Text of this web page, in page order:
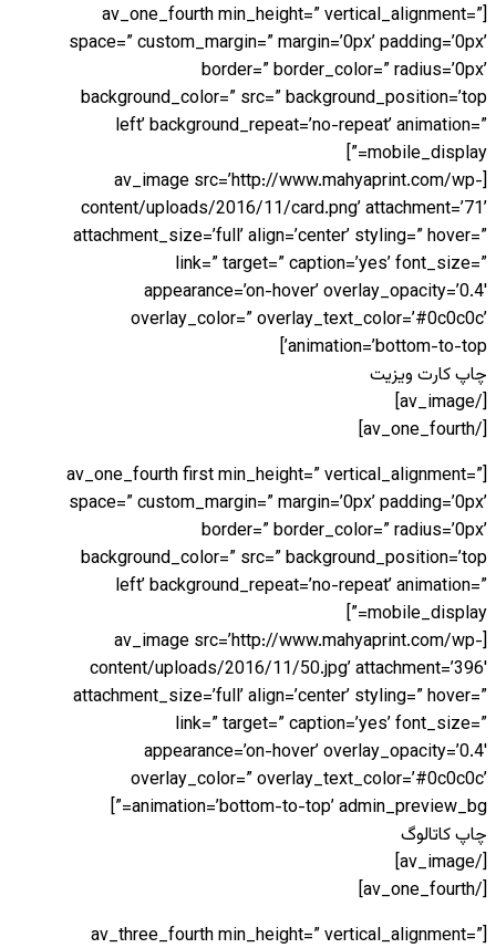
[av_one_fourth min_height=” vertical_alignment=”
space=” custom_margin=” margin=’0px’ padding=’0px’
border=” border_color=” radius=’0px’
background_color=” src=” background_position=’top
left’ background_repeat=’no-repeat’ animation=”
mobile_display=”]
[av_image src=’http://www.mahyaprint.com/wp-
content/uploads/2016/11/card.png’ attachment=’71’
attachment_size=’full’ align=’center’ styling=” hover=”
link=” target=” caption=’yes’ font_size=”
appearance=’on-hover’ overlay_opacity=’0.4′
overlay_color=” overlay_text_color=’#0c0c0c’
animation=’bottom-to-top’]
چاپ کارت ویزیت
[/av_image]
[/av_one_fourth]
[av_one_fourth first min_height=” vertical_alignment=”
space=” custom_margin=” margin=’0px’ padding=’0px’
border=” border_color=” radius=’0px’
background_color=” src=” background_position=’top
left’ background_repeat=’no-repeat’ animation=”
mobile_display=”]
[av_image src=’http://www.mahyaprint.com/wp-
content/uploads/2016/11/50.jpg’ attachment=’396′
attachment_size=’full’ align=’center’ styling=” hover=”
link=” target=” caption=’yes’ font_size=”
appearance=’on-hover’ overlay_opacity=’0.4′
overlay_color=” overlay_text_color=’#0c0c0c’
animation=’bottom-to-top’ admin_preview_bg=”]
چاپ کاتالوگ
[/av_image]
[/av_one_fourth]
[av_three_fourth min_height=” vertical_alignment=”